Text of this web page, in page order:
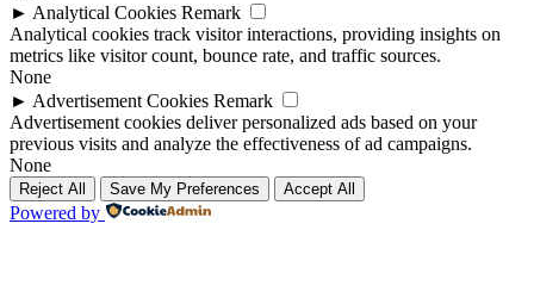
► Analytical Cookies Remark
Analytical cookies track visitor interactions, providing insights on
metrics like visitor count, bounce rate, and traffic sources.
None
► Advertisement Cookies Remark
Advertisement cookies deliver personalized ads based on your
previous visits and analyze the effectiveness of ad campaigns.
None
Reject All Save My Preferences Accept All
Powered by